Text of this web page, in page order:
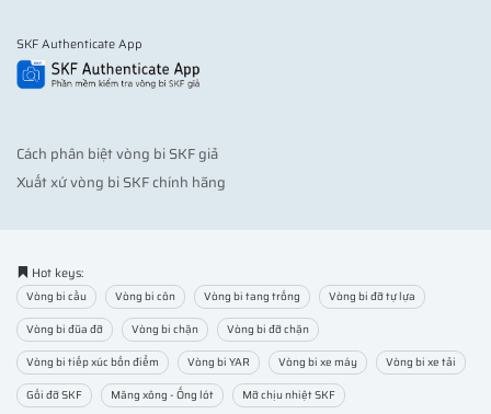
SKF Authenticate App
Cách phân biệt vòng bi SKF giả
Xuất xứ vòng bi SKF chính hãng
Hot keys:
Vòng bi cầu Vòng bi côn Vòng bi tang trống
Vòng bi đỡ tự lựa
Vòng bi đũa đỡ
Vòng bi chặn
Vòng bi đỡ chặn
Vòng bi tiếp xúc bốn điểm
Vòng bi YAR Vòng bi xe máy
Vòng bi xe tải
Gối đỡ SKF
Măng xông - Ống lót
Mỡ chịu nhiệt SKF